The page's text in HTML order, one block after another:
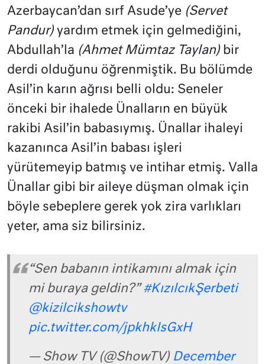
Azerbaycan’dan sırf Asude’ye (Servet
Pandur) yardım etmek için gelmediğini,
Abdullah’la (Ahmet Mümtaz Taylan) bir
derdi olduğunu öğrenmiştik. Bu bölümde
Asil’in karın ağrısı belli oldu: Seneler
önceki bir ihalede Ünalların en büyük
rakibi Asil’in babasıymış. Ünallar ihaleyi
kazanınca Asil’in babası işleri
yürütemeyip batmış ve intihar etmiş. Valla
Ünallar gibi bir aileye düşman olmak için
böyle sebeplere gerek yok zira varlıkları
yeter, ama siz bilirsiniz.
“Sen babanın intikamını almak için
mi buraya geldin?”#KızılcıkŞerbeti
@kizilcikshowtv
pic.twitter.com/jpkhkIsGxH
— Show TV (@ShowTV) December